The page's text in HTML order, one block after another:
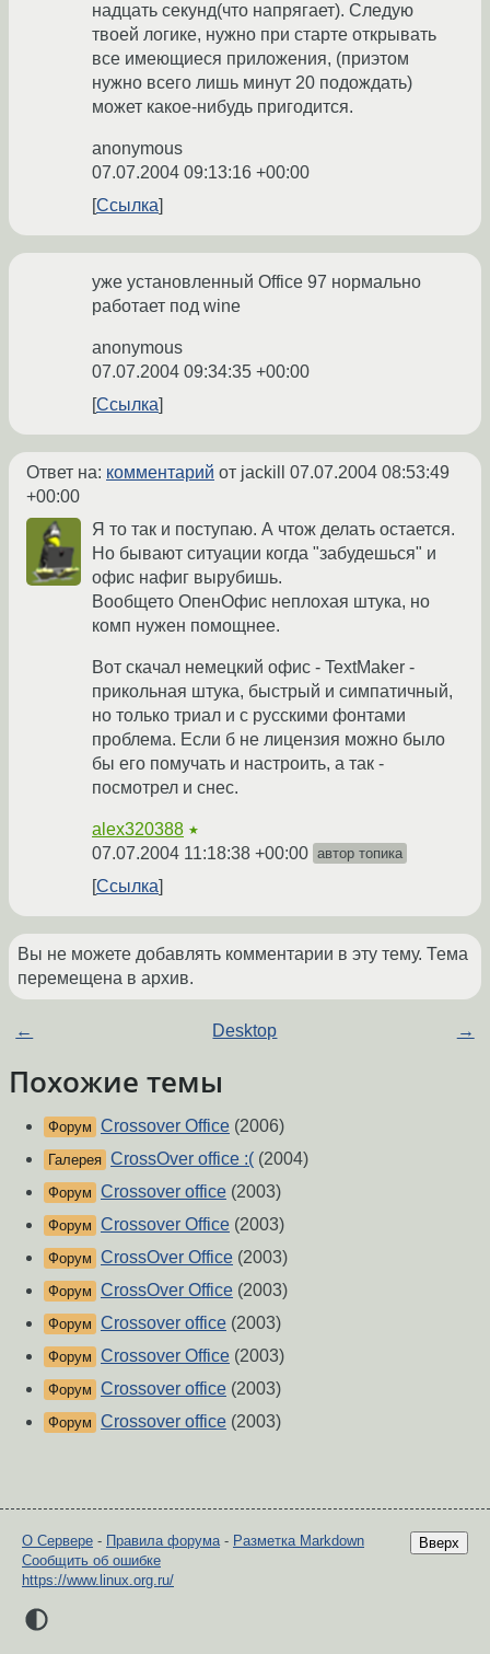
надцать секунд(что напрягает). Следую
твоей логике, нужно при старте открывать
все имеющиеся приложения, (приэтом
нужно всего лишь минут 20 подождать)
может какое-нибудь пригодится.
anonymous
07.07.2004 09:13:16 +00:00
Ссылка
уже установленный Office 97 нормально
работает под wine
anonymous
07.07.2004 09:34:35 +00:00
Ссылка
Ответ на: комментарий от jackill 07.07.2004 08:53:49
+00:00
Я то так и поступаю. А чтож делать остается.
Но бывают ситуации когда "забудешься" и
офис нафиг вырубишь.
Вообщето ОпенОфис неплохая штука, но
комп нужен помощнее.
Вот скачал немецкий офис - TextMaker -
прикольная штука, быстрый и симпатичный,
но только триал и с русскими фонтами
проблема. Если б не лицензия можно было
бы его помучать и настроить, а так -
посмотрел и снес.
alex320388 ★
07.07.2004 11:18:38 +00:00 автор топика
Ссылка
Вы не можете добавлять комментарии в эту тему. Тема
перемещена в архив.
← Desktop →
Похожие темы
Форум Crossover Office (2006)
Галерея CrossOver office :( (2004)
Форум Crossover office (2003)
Форум Crossover Office (2003)
Форум CrossOver Office (2003)
Форум CrossOver Office (2003)
Форум Crossover office (2003)
Форум Crossover Office (2003)
Форум Crossover office (2003)
Форум Crossover office (2003)
Вверх
О Сервере - Правила форума - Разметка Markdown
Сообщить об ошибке
https://www.linux.org.ru/